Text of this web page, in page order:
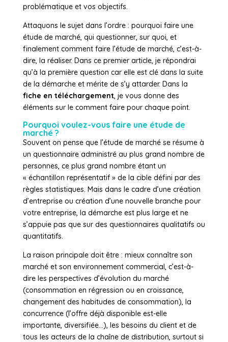
problématique et vos objectifs.
Attaquons le sujet dans l’ordre : pourquoi faire une
étude de marché, qui questionner, sur quoi, et
finalement comment faire l’étude de marché, c’est-à-
dire, la réaliser. Dans ce premier article, je répondrai
qu’à la première question car elle est clé dans la suite
de la démarche et mérite de s’y attarder. Dans la
fiche en téléchargement, je vous donne des
éléments sur le comment faire pour chaque point.
Pourquoi voulez-vous faire une étude de
marché ?
Souvent on pense que l’étude de marché se résume à
un questionnaire administré au plus grand nombre de
personnes, ce plus grand nombre étant un
« échantillon représentatif » de la cible défini par des
règles statistiques. Mais dans le cadre d’une création
d’entreprise ou création d’une nouvelle branche pour
votre entreprise, la démarche est plus large et ne
s’appuie pas que sur des questionnaires qualitatifs ou
quantitatifs.
La raison principale doit être : mieux connaître son
marché et son environnement commercial, c’est-à-
dire les perspectives d’évolution du marché
(consommation en régression ou en croissance,
changement des habitudes de consommation), la
concurrence (l’offre déjà disponible est-elle
importante, diversifiée…), les besoins du client et de
tous les acteurs de la chaîne de distribution, surtout si